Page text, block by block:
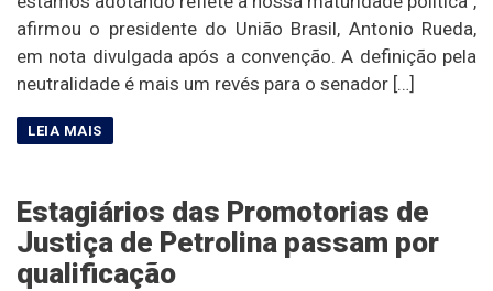
afirmou o presidente do União Brasil, Antonio Rueda,
em nota divulgada após a convenção. A definição pela
neutralidade é mais um revés para o senador […]
Estagiários das Promotorias de
Justiça de Petrolina passam por
qualificação